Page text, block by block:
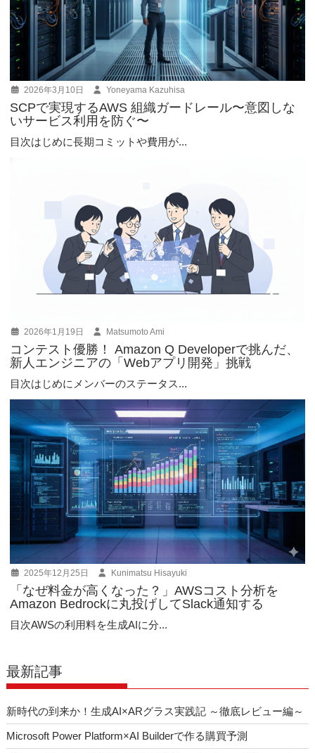
2026年3月10日 Yoneyama Kazuhisa
SCPで実現するAWS 組織ガードレール〜意図しな
いサービス利用を防ぐ〜
目次はじめに長期コミットや費用が...
2026年1月19日 Matsumoto Ami
コンテスト優勝！ Amazon Q Developerで挑んだ、
新人エンジニアの「Webアプリ開発」挑戦
目次はじめにメンバーのステータス...
2025年12月25日 Kunimatsu Hisayuki
「なぜ料金が高くなった？」AWSコスト分析を
Amazon Bedrockに丸投げしてSlack通知する
目次AWSの利用料を生成AIに分...
最新記事
新時代の到来か！生成AI×ARグラス実践記 ～徹底レビュー編～
Microsoft Power Platform×AI Builderで作る購買予測